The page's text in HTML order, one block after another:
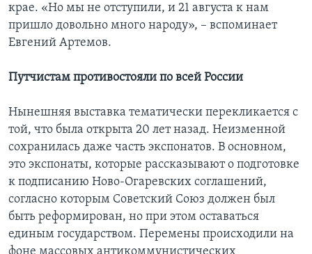
крае. «Но мы не отступили, и 21 августа к нам
пришло довольно много народу», – вспоминает
Евгений Артемов.
Путчистам противостояли по всей России
Нынешняя выставка тематически перекликается с
той, что была открыта 20 лет назад. Неизменной
сохранилась даже часть экспонатов. В основном,
это экспонаты, которые рассказывают о подготовке
к подписанию Ново-Огаревских соглашений,
согласно которым Советский Союз должен был
быть реформирован, но при этом оставаться
единым государством. Перемены происходили на